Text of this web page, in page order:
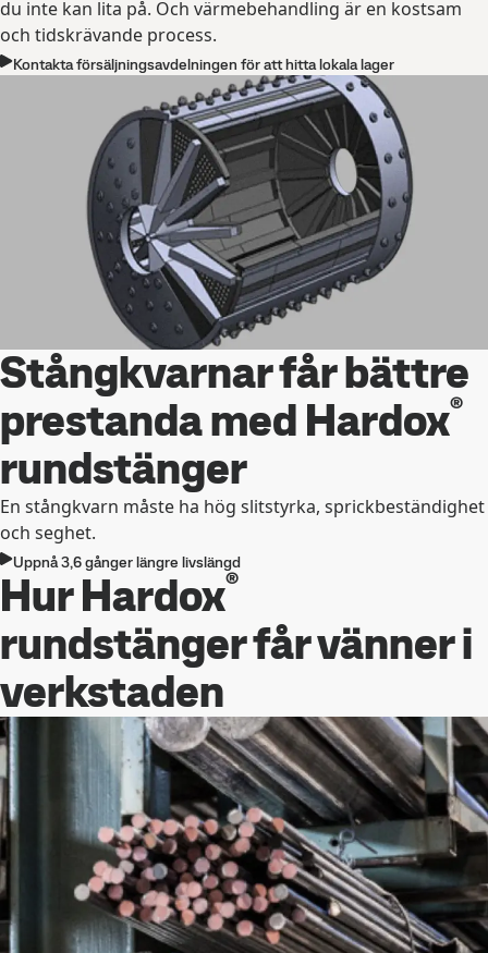
du inte kan lita på. Och värmebehandling är en kostsam
och tidskrävande process.
Kontakta försäljningsavdelningen för att hitta lokala lager
Stångkvarnar får bättre
prestanda med Hardox®
rundstänger
En stångkvarn måste ha hög slitstyrka, sprickbeständighet
och seghet.
Uppnå 3,6 gånger längre livslängd
Hur Hardox®
rundstänger får vänner i
verkstaden